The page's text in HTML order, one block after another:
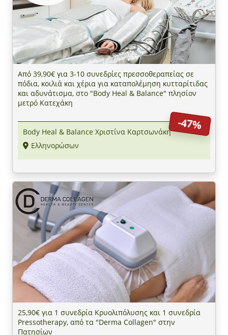
Από 39,90€ για 3-10 συνεδρίες πρεσσοθεραπείας σε
πόδια, κοιλιά και χέρια για καταπολέμηση κυτταρίτιδας
και αδυνάτισμα, στο "Body Heal & Balance" πλησίον
μετρό Κατεχάκη
-47%
Body Heal & Balance Χριστίνα Καρτσωνάκη
Ελληνορώσων
25,90€ για 1 συνεδρία Κρυολιπόλυσης και 1 συνεδρία
Pressotherapy, από τα "Derma Collagen" στην
Πατησίων